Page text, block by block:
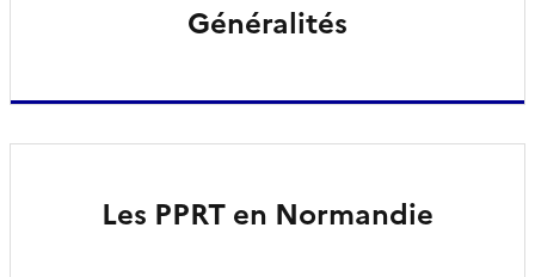
Généralités
Les PPRT en Normandie